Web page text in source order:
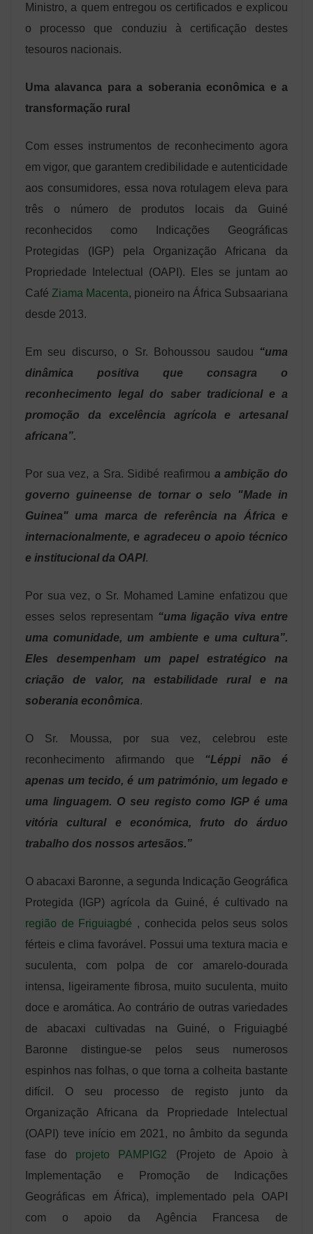
Ministro, a quem entregou os certificados e explicou
o processo que conduziu à certificação destes
tesouros nacionais.
Uma alavanca para a soberania econômica e a
transformação rural
Com esses instrumentos de reconhecimento agora
em vigor, que garantem credibilidade e autenticidade
aos consumidores, essa nova rotulagem eleva para
três o número de produtos locais da Guiné
reconhecidos como Indicações Geográficas
Protegidas (IGP) pela Organização Africana da
Propriedade Intelectual (OAPI). Eles se juntam ao
Café Ziama Macenta, pioneiro na África Subsaariana
desde 2013.
Em seu discurso, o Sr. Bohoussou saudou “uma
dinâmica positiva que consagra o
reconhecimento legal do saber tradicional e a
promoção da excelência agrícola e artesanal
africana”.
Por sua vez, a Sra. Sidibé reafirmou a ambição do
governo guineense de tornar o selo "Made in
Guinea" uma marca de referência na África e
internacionalmente, e agradeceu o apoio técnico
e institucional da OAPI.
Por sua vez, o Sr. Mohamed Lamine enfatizou que
esses selos representam “uma ligação viva entre
uma comunidade, um ambiente e uma cultura”.
Eles desempenham um papel estratégico na
criação de valor, na estabilidade rural e na
soberania econômica.
O Sr. Moussa, por sua vez, celebrou este
reconhecimento afirmando que “Léppi não é
apenas um tecido, é um património, um legado e
uma linguagem. O seu registo como IGP é uma
vitória cultural e económica, fruto do árduo
trabalho dos nossos artesãos.”
O abacaxi Baronne, a segunda Indicação Geográfica
Protegida (IGP) agrícola da Guiné, é cultivado na
região de Friguiagbé , conhecida pelos seus solos
férteis e clima favorável. Possui uma textura macia e
suculenta, com polpa de cor amarelo-dourada
intensa, ligeiramente fibrosa, muito suculenta, muito
doce e aromática. Ao contrário de outras variedades
de abacaxi cultivadas na Guiné, o Friguiagbé
Baronne distingue-se pelos seus numerosos
espinhos nas folhas, o que torna a colheita bastante
difícil. O seu processo de registo junto da
Organização Africana da Propriedade Intelectual
(OAPI) teve início em 2021, no âmbito da segunda
fase do projeto PAMPIG2 (Projeto de Apoio à
Implementação e Promoção de Indicações
Geográficas em África), implementado pela OAPI
com o apoio da Agência Francesa de